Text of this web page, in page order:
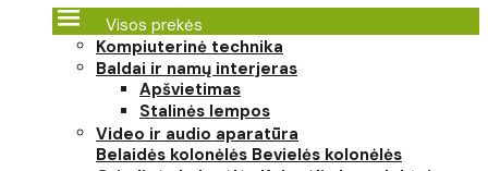
Visos prekės
Kompiuterinė technika
Baldai ir namų interjeras
Apšvietimas
Stalinės lempos
Video ir audio aparatūra
Belaidės kolonėlės Bevielės kolonėlės